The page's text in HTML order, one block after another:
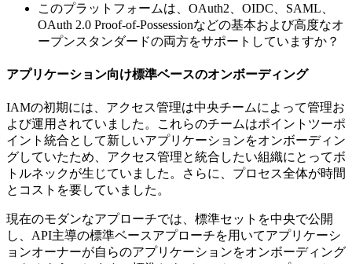
このプラットフォームは、OAuth2、OIDC、SAML、
OAuth 2.0 Proof-of-Possessionなどの基本および高度なオ
ープンスタンダードの両方をサポートしていますか？
アプリケーション向け標準ベースのオンボーディング
IAMの初期には、アクセス管理は中央チームによって管理お
よび運用されていました。これらのチームはポイントツーポ
イント統合として新しいアプリケーションをオンボーディン
グしていたため、アクセス管理と統合したい組織にとってボ
トルネックが生じていました。さらに、プロセス全体が時間
とコストを要していました。
現在のモダンなアプローチでは、標準セットを中央で公開
し、API主導の標準ベースアプローチを用いてアプリケーシ
ョンオーナーが自らのアプリケーションをオンボーディング